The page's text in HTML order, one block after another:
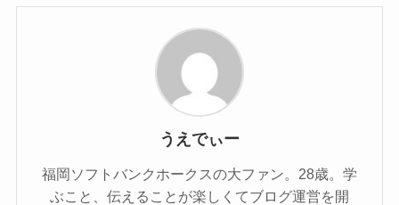
うえでぃー
福岡ソフトバンクホークスの大ファン。28歳。学
ぶこと、伝えることが楽しくてブログ運営を開